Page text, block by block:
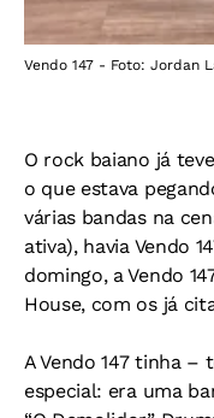
Vendo 147 - Foto: Jordan
O rock baiano já
o que estava
várias bandas na
ativa), havia Vendo
domingo, a Vendo
House, com os já
A Vendo 147 tinha
especial: era uma